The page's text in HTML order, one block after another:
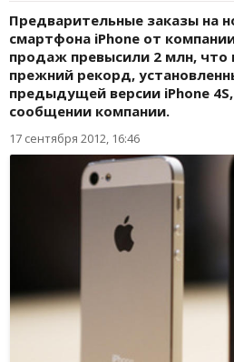
Предварительные заказы на
смартфона iPhone от
продаж превысили 2 млн, что
прежний рекорд,
предыдущей версии iPhone
сообщении компании.
17 сентября 2012, 16:46